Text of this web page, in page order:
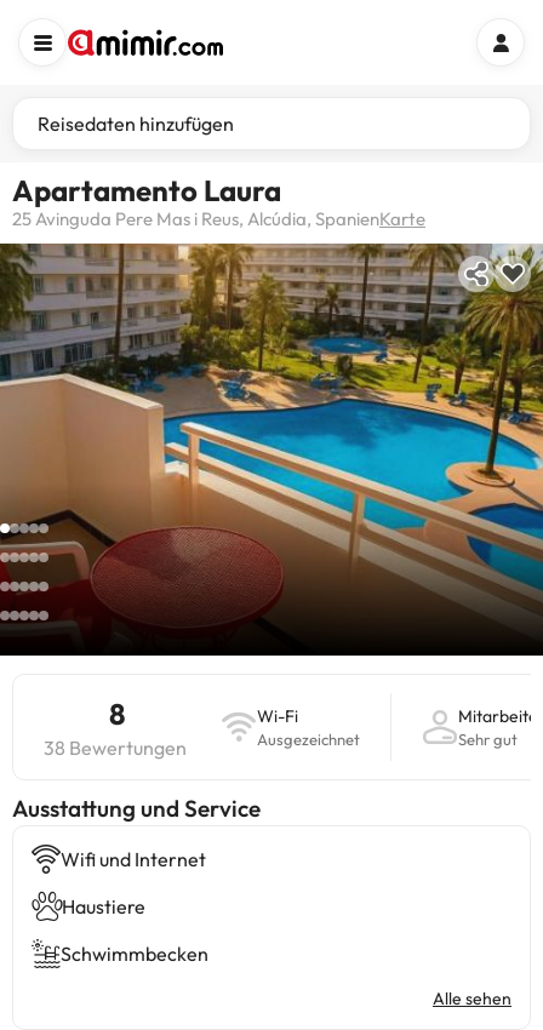
Reisedaten hinzufügen
Apartamento Laura
25 Avinguda Pere Mas i Reus, Alcúdia, SpanienKarte
8
38 Bewertungen
Wi-Fi
Ausgezeichnet Sehr gut
​Ausstattung und Service
Wifi und Internet
Haustiere
Schwimmbecken
Alle sehen